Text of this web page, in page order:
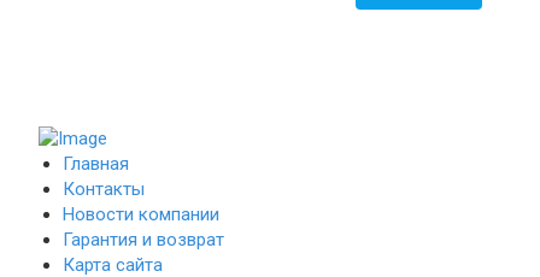
Главная
Контакты
Новости компании
Гарантия и возврат
Карта сайта